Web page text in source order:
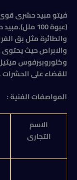
فيتو مبيد حشرى قوى
(عبوة 100
والطائرة مثل بق
والابراص حيث يحتوى
وكلوروبيرفوس
للقضاء على الحشرات
المواصفات الفنية :
الاسم
التجارى